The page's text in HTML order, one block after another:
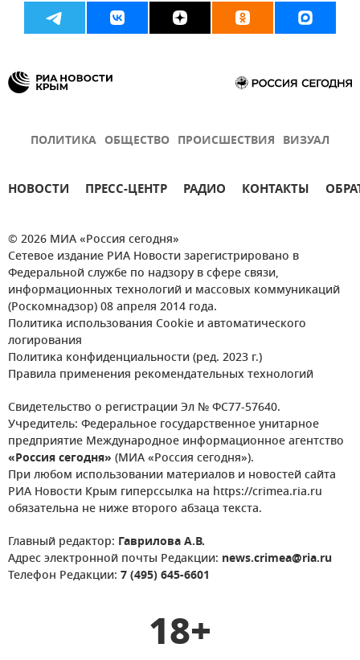
ПОЛИТИКА ОБЩЕСТВО ПРОИСШЕСТВИЯ ВИЗУАЛ
НОВОСТИ ПРЕСС-ЦЕНТР РАДИО КОНТАКТЫ
© 2026 МИА «Россия сегодня»
Сетевое издание РИА Новости зарегистрировано в
Федеральной службе по надзору в сфере связи,
информационных технологий и массовых коммуникаций
(Роскомнадзор) 08 апреля 2014 года.
Политика использования Cookie и автоматического
логирования
Политика конфиденциальности (ред. 2023 г.)
Правила применения рекомендательных технологий
Свидетельство о регистрации Эл № ФС77-57640.
Учредитель: Федеральное государственное унитарное
предприятие Международное информационное агентство
«Россия сегодня» (МИА «Россия сегодня»).
При любом использовании материалов и новостей сайта
РИА Новости Крым гиперссылка на https://crimea.ria.ru
обязательна не ниже второго абзаца текста.
Главный редактор: Гаврилова А.В.
Адрес электронной почты Редакции: news.crimea@ria.ru
Телефон Редакции: 7 (495) 645-6601
18+